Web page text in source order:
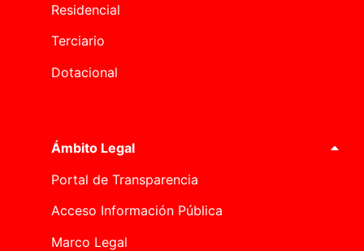
Residencial
Terciario
Dotacional
Ámbito Legal
Portal de Transparencia
Acceso Información Pública
Marco Legal